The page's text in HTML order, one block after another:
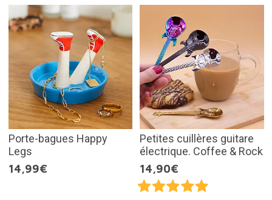
Porte-bagues Happy
Legs
14,99€
Petites cuillères guitare
électrique. Coffee & Rock
14,90€